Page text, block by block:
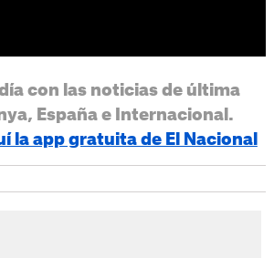
con las noticias de última
España e Internacional.
la app gratuita de El Nacional